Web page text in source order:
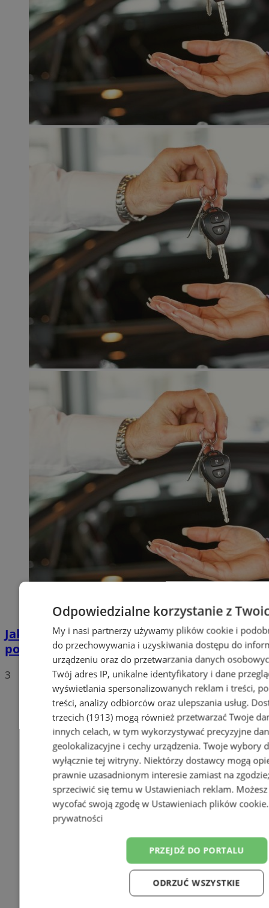
Jakie auta jeżdżą po tyskich, śląskich i
polskich drogach? Te wyniki Was zaskoczą!
3
Odpowiedzialne korzystanie z
My i nasi partnerzy używamy plików cookie i
do przechowywania i uzyskiwania dostępu do
urządzeniu oraz do przetwarzania danych
Twój adres IP, unikalne identyfikatory i dane
wyświetlania spersonalizowanych reklam i treści,
treści, analizy odbiorców oraz ulepszania usług.
trzecich (1913) mogą również przetwarzać Twoje
innych celach, w tym wykorzystywać precyzyjne
geolokalizacyjne i cechy urządzenia. Twoje wybory
wyłącznie tej witryny. Niektórzy dostawcy mogą
prawnie uzasadnionym interesie zamiast na
sprzeciwić się temu w Ustawieniach reklam.
wycofać swoją zgodę w Ustawieniach plików cookie
prywatności
PRZEJDŹ DO PORTALU
ODRZUĆ WSZYSTKIE